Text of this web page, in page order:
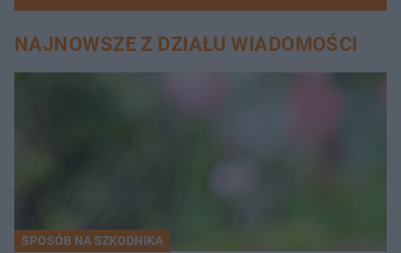
NAJNOWSZE Z DZIAŁU WIADOMOŚCI
SPOSÓB NA SZKODNIKA